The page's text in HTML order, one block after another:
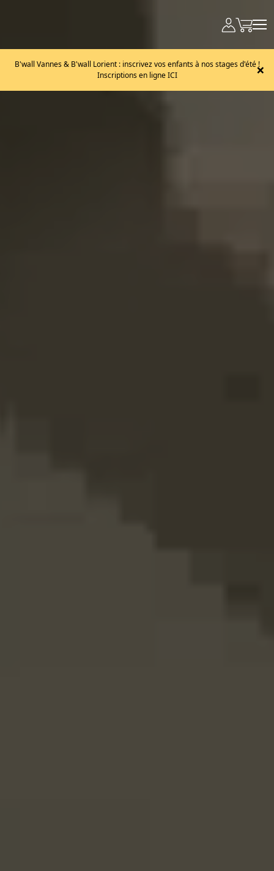
B'wall Vannes & B'wall Lorient : inscrivez vos enfants à nos stages d'été !
Inscriptions en ligne ICI
×